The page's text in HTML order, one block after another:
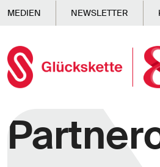
Skip to main content
MEDIEN NEWSLETTER